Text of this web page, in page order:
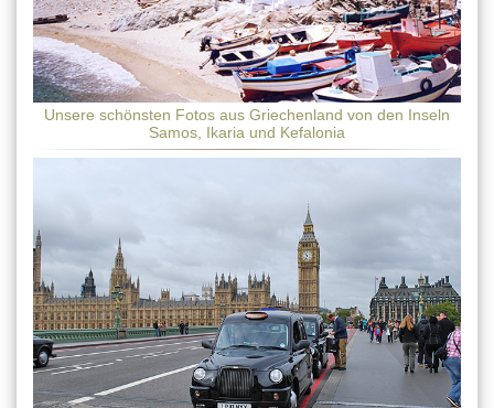
Unsere schönsten Fotos aus Griechenland von den Inseln
Samos, Ikaria und Kefalonia